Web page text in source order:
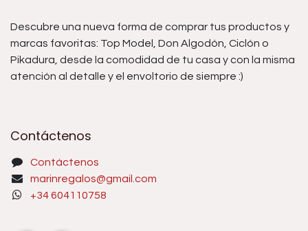
Descubre una nueva forma de comprar tus productos y
marcas favoritas: Top Model, Don Algodón, Ciclón o
Pikadura, desde la comodidad de tu casa y con la misma
atención al detalle y el envoltorio de siempre :)
Contáctenos
Contáctenos
marinregalos@gmail.com
+34 604110758